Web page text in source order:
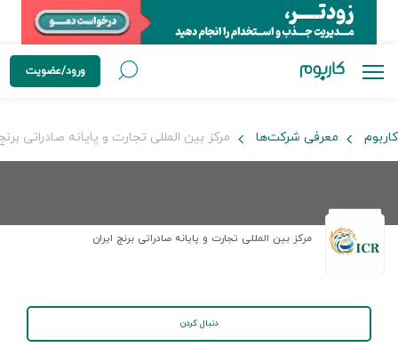
ورود/عضویت
کاربوم معرفی شرکت‌ها مرکز بین المللی تجارت و پایانه صادراتی
مرکز بین المللی تجارت و پایانه صادراتی برنج ایران
دنبال کردن